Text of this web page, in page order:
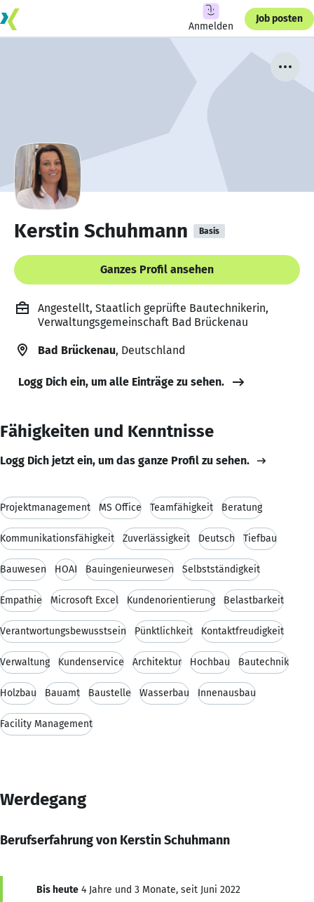
Anmelden
Job posten
Kerstin Schuhmann Basis
Ganzes Profil ansehen
Angestellt, Staatlich geprüfte Bautechnikerin,
Verwaltungsgemeinschaft Bad Brückenau
Bad Brückenau, Deutschland
Logg Dich ein, um alle Einträge zu sehen.
Fähigkeiten und Kenntnisse
Logg Dich jetzt ein, um das ganze Profil zu sehen.
Projektmanagement MS Office Teamfähigkeit Beratung
Kommunikationsfähigkeit Zuverlässigkeit Deutsch Tiefbau
Bauwesen HOAI Bauingenieurwesen Selbstständigkeit
Empathie Microsoft Excel Kundenorientierung Belastbarkeit
Verantwortungsbewusstsein Pünktlichkeit Kontaktfreudigkeit
Verwaltung Kundenservice Architektur Hochbau Bautechnik
Holzbau Bauamt Baustelle Wasserbau Innenausbau
Facility Management
Werdegang
Berufserfahrung von Kerstin Schuhmann
Bis heute 4 Jahre und 3 Monate, seit Juni 2022